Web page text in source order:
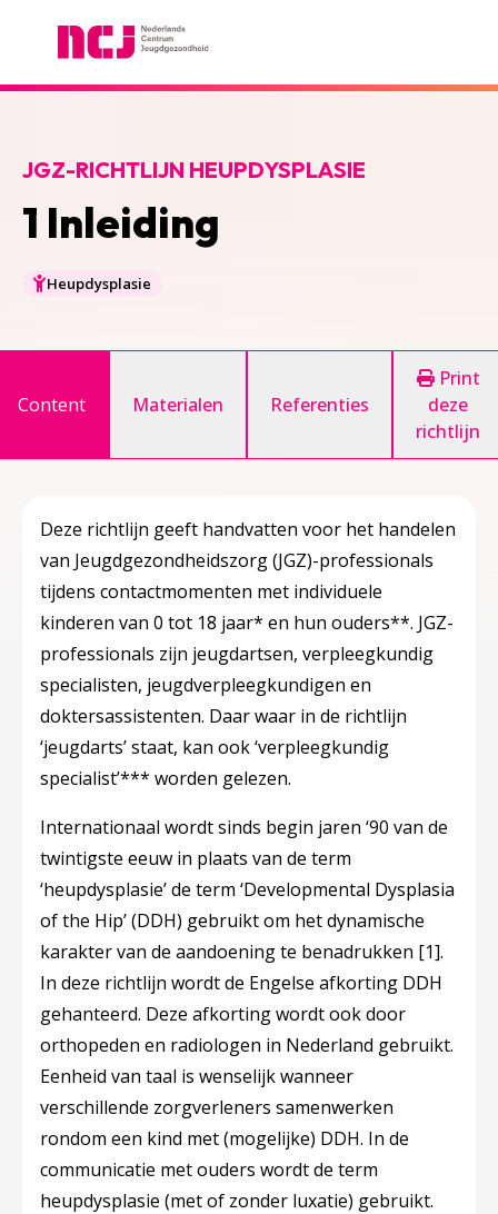
1 Inleiding
JGZ-RICHTLIJN HEUPDYSPLASIE
Heupdysplasie
Content Materialen Referenties
Print
deze
richtlijn
Deze richtlijn geeft handvatten voor het handelen
van Jeugdgezondheidszorg (JGZ)-professionals
tijdens contactmomenten met individuele
kinderen van 0 tot 18 jaar* en hun ouders**. JGZ-
professionals zijn jeugdartsen, verpleegkundig
specialisten, jeugdverpleegkundigen en
doktersassistenten. Daar waar in de richtlijn
‘jeugdarts’ staat, kan ook ‘verpleegkundig
specialist’*** worden gelezen.
Internationaal wordt sinds begin jaren ‘90 van de
twintigste eeuw in plaats van de term
‘heupdysplasie’ de term ‘Developmental Dysplasia
of the Hip’ (DDH) gebruikt om het dynamische
karakter van de aandoening te benadrukken [1].
In deze richtlijn wordt de Engelse afkorting DDH
gehanteerd. Deze afkorting wordt ook door
orthopeden en radiologen in Nederland gebruikt.
Eenheid van taal is wenselijk wanneer
verschillende zorgverleners samenwerken
rondom een kind met (mogelijke) DDH. In de
communicatie met ouders wordt de term
heupdysplasie (met of zonder luxatie) gebruikt.